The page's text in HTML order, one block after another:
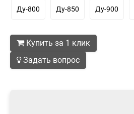
Ду-800 Ду-850 Ду-900
Купить за 1 клик
Задать вопрос